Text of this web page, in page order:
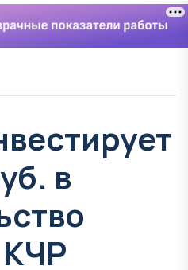
в
КЧР